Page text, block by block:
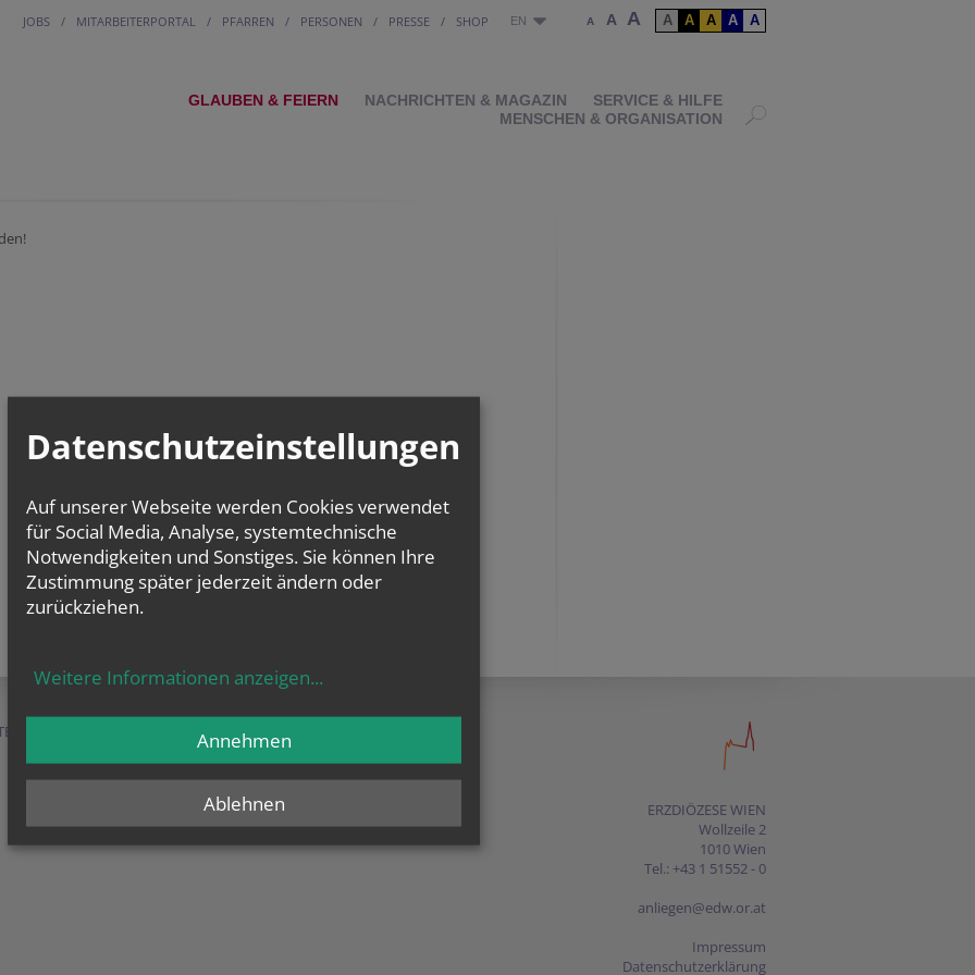
JOBS MITARBEITERPORTAL PFARREN PERSONEN PRESSE SHOP EN A A A A A A A A
GLAUBEN & FEIERN NACHRICHTEN & MAGAZIN
SERVICE & HILFE
MENSCHEN & ORGANISATION
&
ERZDIÖZESE WIEN
Wollzeile 2
1010 Wien
Tel.: +43 1 51552 - 0
anliegen@edw.or.at
Impressum
Datenschutzerklärung
Datenschutzeinstellungen
Auf unserer Webseite werden Cookies verwendet
für Social Media, Analyse, systemtechnische
Notwendigkeiten und Sonstiges. Sie können Ihre
Zustimmung später jederzeit ändern oder
zurückziehen.
Weitere Informationen anzeigen...
Ablehnen
Annehmen